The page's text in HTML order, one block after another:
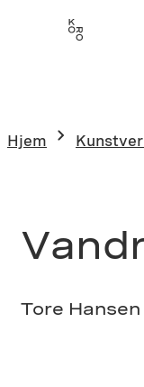
Hjem
Tore Hansen